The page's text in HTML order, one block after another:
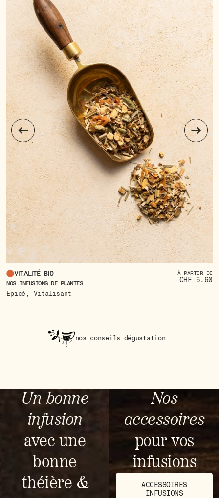
Vitalité bio
NOS INFUSIONS DE PLANTES
Épicé , Vitalisant
À PARTIR DE
CHF 6.60
nos conseils dégustation
Un bonne
infusion
avec une
bonne
théière &
Nos
accessoires
pour vos
infusions
ACCESSOIRES
INFUSIONS